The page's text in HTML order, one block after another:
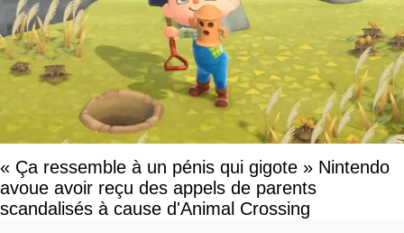
« Ça ressemble à un pénis qui gigote » Nintendo
avoue avoir reçu des appels de parents
scandalisés à cause d'Animal Crossing